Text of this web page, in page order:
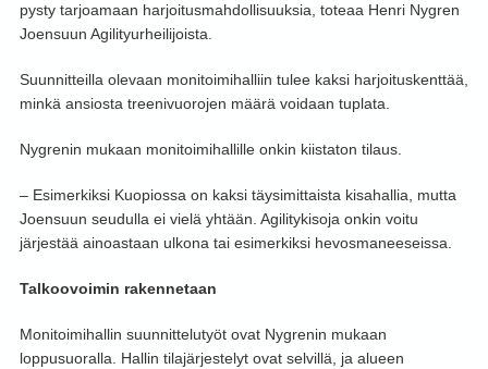
pysty tarjoamaan harjoitusmahdollisuuksia, toteaa Henri Nygren
Joensuun Agilityurheilijoista.
Suunnitteilla olevaan monitoimihalliin tulee kaksi harjoituskenttää,
minkä ansiosta treenivuorojen määrä voidaan tuplata.
Nygrenin mukaan monitoimihallille onkin kiistaton tilaus.
– Esimerkiksi Kuopiossa on kaksi täysimittaista kisahallia, mutta
Joensuun seudulla ei vielä yhtään. Agilitykisoja onkin voitu
järjestää ainoastaan ulkona tai esimerkiksi hevosmaneeseissa.
Talkoovoimin rakennetaan
Monitoimihallin suunnittelutyöt ovat Nygrenin mukaan
loppusuoralla. Hallin tilajärjestelyt ovat selvillä, ja alueen